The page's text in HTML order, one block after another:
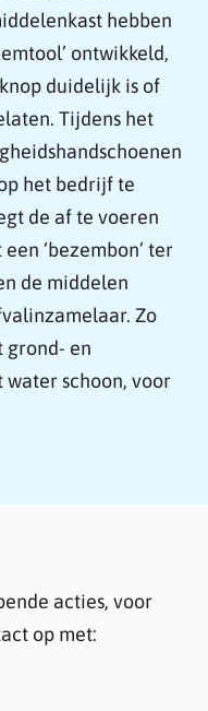
hebben
ontwikkeld,
duidelijk is of
Tijdens het
het bedrijf te
de af te voeren
‘bezembon’ ter
de middelen
Zo
grond- en
schoon, voor
acties, voor
op met: